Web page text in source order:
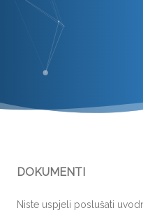
DOKUMENTI
Niste uspjeli poslušati